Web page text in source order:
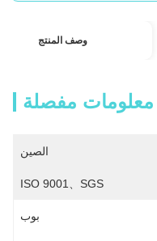
وصف المنتج
معلومات مفصلة
الصين
ISO 9001、SGS
بوب